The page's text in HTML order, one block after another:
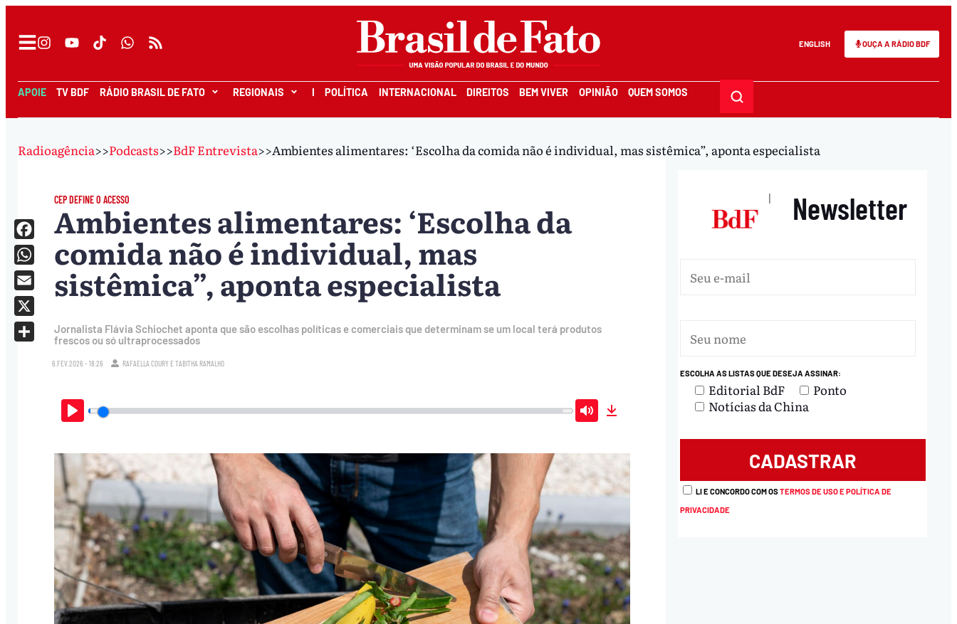
ENGLISH OUÇA A RÁDIO BDF
APOIE TV BDF RÁDIO BRASIL DE FATO REGIONAIS I POLÍTICA INTERNACIONAL DIREITOS BEM VIVER OPINIÃO QUEM SOMOS
Radioagência>>Podcasts>>BdF Entrevista>>Ambientes alimentares: ‘Escolha da comida não é individual, mas sistêmica”, aponta especialista
CEP DEFINE O ACESSO
Ambientes alimentares: ‘Escolha da
comida não é individual, mas
sistêmica”, aponta especialista
Jornalista Flávia Schiochet aponta que são escolhas políticas e comerciais que determinam se um local terá produtos
frescos ou só ultraprocessados
6.FEV.2026 - 18:26 RAFAELLA COURY ETABITHA RAMALHO
Play Mute
Facebook
WhatsApp
Email
X
| Newsletter
ESCOLHA AS LISTAS QUE DESEJA ASSINAR:
Editorial BdF
Ponto
Notícias da China
LI E CONCORDO COM OSTERMOS DE USO E POLÍTICA DE
PRIVACIDADE